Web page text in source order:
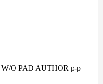
O PAD AUTHOR р-р